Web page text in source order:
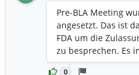
0
Pre-BLA Meeting
angesetzt. Das ist
FDA um die
zu besprechen. Es